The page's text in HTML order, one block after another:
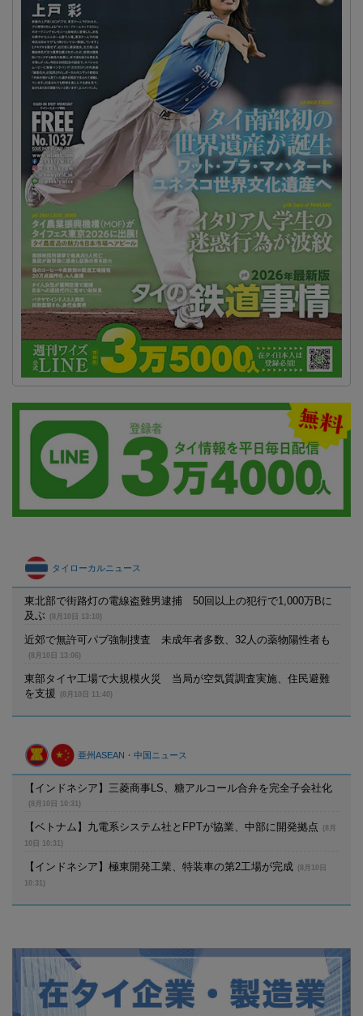
タイローカルニュース
東北部で街路灯の電線盗難男逮捕 50回以上の犯行で1,000万Bに
及ぶ
(8月10日 13:10)
近郊で無許可パブ強制捜査 未成年者多数、32人の薬物陽性者も
(8月10日 13:06)
東部タイヤ工場で大規模火災 当局が空気質調査実施、住民避難
を支援
(8月10日 11:40)
亜州ASEAN・中国ニュース
【インドネシア】三菱商事LS、糖アルコール合弁を完全子会社化
(8月10日 10:31)
【ベトナム】九電系システム社とFPTが協業、中部に開発拠点
(8月
10日 10:31)
【インドネシア】極東開発工業、特装車の第2工場が完成
(8月10日
10:31)